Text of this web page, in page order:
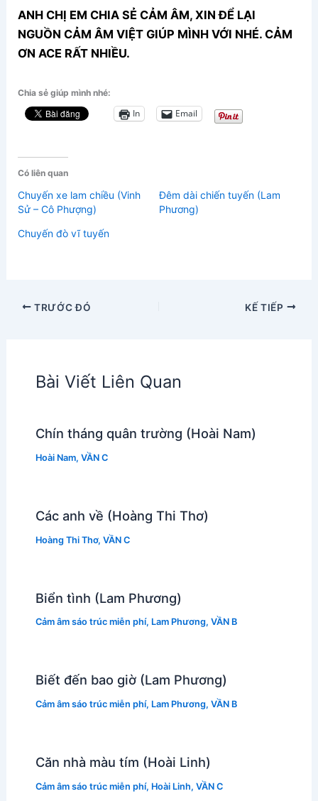
ANH CHỊ EM CHIA SẺ CẢM ÂM, XIN ĐỂ LẠI
NGUỒN CẢM ÂM VIỆT GIÚP MÌNH VỚI NHÉ. CẢM
ƠN ACE RẤT NHIỀU.
Chia sẻ giúp mình nhé:
In Email
Có liên quan
Chuyến xe lam chiều (Vinh
Sử – Cô Phượng)
Đêm dài chiến tuyến (Lam
Phương)
Chuyến đò vĩ tuyến
TRƯỚC ĐÓ KẾ TIẾP
Bài Viết Liên Quan
Chín tháng quân trường (Hoài Nam)
Hoài Nam, VẦN C
Các anh về (Hoàng Thi Thơ)
Hoàng Thi Thơ, VẦN C
Biển tình (Lam Phương)
Cảm âm sáo trúc miễn phí, Lam Phương, VẦN B
Biết đến bao giờ (Lam Phương)
Cảm âm sáo trúc miễn phí, Lam Phương, VẦN B
Căn nhà màu tím (Hoài Linh)
Cảm âm sáo trúc miễn phí, Hoài Linh, VẦN C